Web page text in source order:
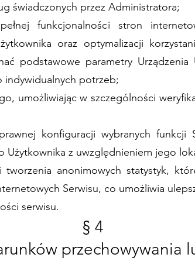
świadczonych przez Administratora;
funkcjonalności stron
oraz optymalizacji
podstawowe parametry
potrzeb;
umożliwiając w szczególności
konfiguracji wybranych funkcji
z uwzględnieniem jego
anonimowych statystyk,
Serwisu, co umożliwia
serwisu.
§ 4
przechowywania